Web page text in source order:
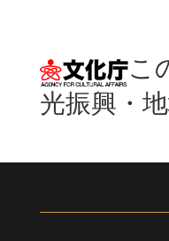
こ
光振興・